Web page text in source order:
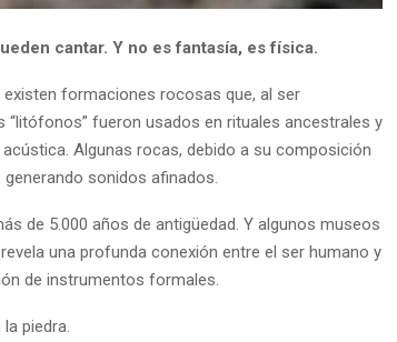
cantar. Y no es fantasía, es física.
formaciones rocosas que, al ser
fueron usados en rituales ancestrales y
Algunas rocas, debido a su composición
sonidos afinados.
de 5.000 años de antigüedad. Y algunos museos
una profunda conexión entre el ser humano y
de instrumentos formales.
piedra.